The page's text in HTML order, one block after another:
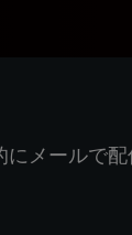
にメールで